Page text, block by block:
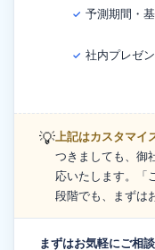
✓ 予測期間・
✓ 社内プレゼ
💡上記はカスタマイ
つきましても、御
応いたします。「
段階でも、まずは
まずはお気軽にご相談